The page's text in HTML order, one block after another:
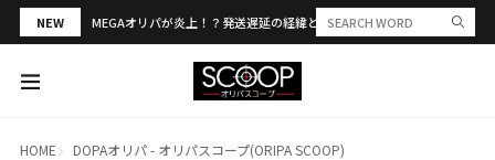
NEW MEGAオリパが炎上！？発送遅延の経緯と評判・当選報告を解説
HOME DOPAオリパ - オリパスコープ(ORIPA SCOOP)